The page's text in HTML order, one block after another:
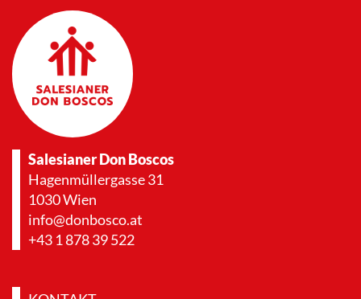
Salesianer Don Boscos
Hagenmüllergasse 31
1030 Wien
info@donbosco.at
+43 1 878 39 522